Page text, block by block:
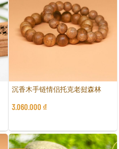
沉香木手链情侣托克老挝森林
3.060.000 ₫